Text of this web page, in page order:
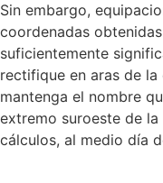
Sin embargo,
coordenadas
suficientemente
rectifique en aras de
mantenga el nombre
extremo suroeste de
cálculos, al medio día